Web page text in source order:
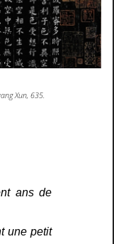
Xun, 635.
ans de
une petit